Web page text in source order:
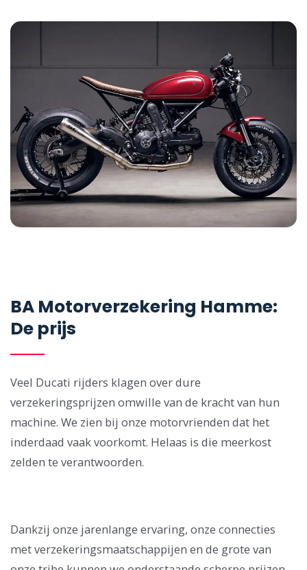
BA Motorverzekering Hamme:
De prijs
Veel Ducati rijders klagen over dure
verzekeringsprijzen omwille van de kracht van hun
machine. We zien bij onze motorvrienden dat het
inderdaad vaak voorkomt. Helaas is die meerkost
zelden te verantwoorden.
Dankzij onze jarenlange ervaring, onze connecties
met verzekeringsmaatschappijen en de grote van